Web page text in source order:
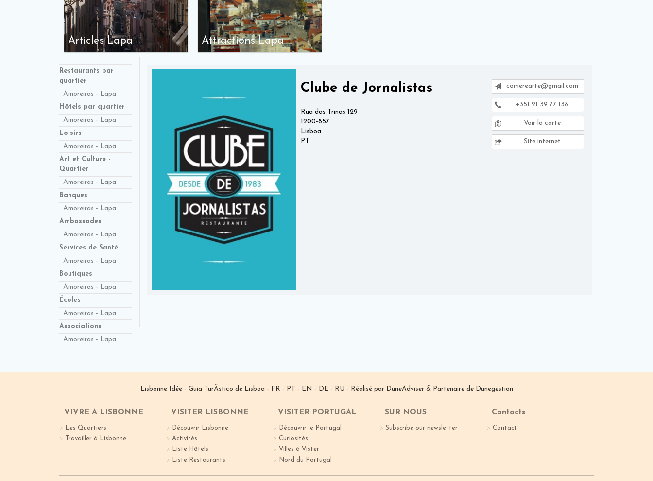
Articles Lapa Attractions Lapa
Restaurants par
quartier
Amoreiras - Lapa
Hôtels par quartier
Amoreiras - Lapa
Loisirs
Amoreiras - Lapa
Art et Culture -
Quartier
Amoreiras - Lapa
Banques
Amoreiras - Lapa
Ambassades
Amoreiras - Lapa
Services de Santé
Amoreiras - Lapa
Boutiques
Amoreiras - Lapa
Écoles
Amoreiras - Lapa
Associations
Amoreiras - Lapa
Clube de Jornalistas
Rua das Trinas 129
1200-857
Lisboa
PT
comerearte@gmail.com
+351 21 39 77 138
Voir la carte
Site internet
Lisbonne Idée - Guia TurÃ­stico de Lisboa - FR - PT - EN - DE- RU - Réalisé par DuneAdviser & Partenaire de Dunegestion
VIVRE A LISBONNE
Les Quartiers
Travailler à Lisbonne
VISITER LISBONNE
Découvrir Lisbonne
Activités
Liste Hôtels
Liste Restaurants
VISITER PORTUGAL
Découvrir le Portugal
Curiosités
Villes à Vister
Nord du Portugal
SUR NOUS
Subscribe our newsletter
Contacts
Contact